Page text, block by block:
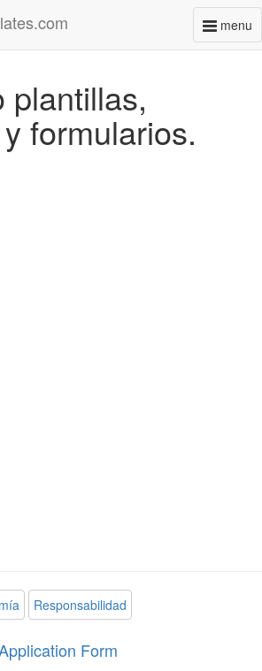
menu
plantillas,
formularios.
Responsabilidad
Form